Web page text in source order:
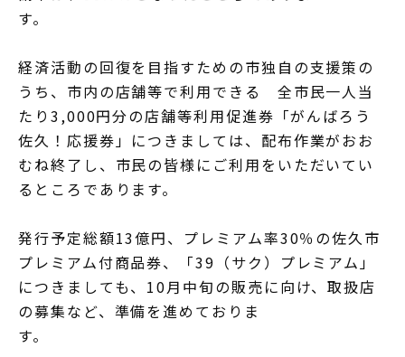
す。
経済活動の回復を目指すための市独自の支援策の
うち、市内の店舗等で利用できる 全市民一人当
たり3,000円分の店舗等利用促進券「がんばろう
佐久！応援券」につきましては、配布作業がおお
むね終了し、市民の皆様にご利用をいただいてい
るところであります。
発行予定総額13億円、プレミアム率30％の佐久市
プレミアム付商品券、「39（サク）プレミアム」
につきましても、10月中旬の販売に向け、取扱店
の募集など、準備を進めておりま
す。